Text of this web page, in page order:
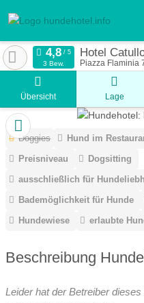
Hotel
Piazza Flaminia
3 Bew.
Übersicht Lage
Doggies Hund im
Preisniveau
Dogsitting
ausschließlich für
Bademöglichkeit für Hunde
Hundewiese
erlaubte
Beschreibung
Leider hat der Betreiber